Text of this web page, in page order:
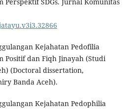
Kejahatan Pedofilia
dan Fiqh Jinayah (Studi
(Doctoral dissertation,
Banda Aceh).
Kejahatan Pedophilia